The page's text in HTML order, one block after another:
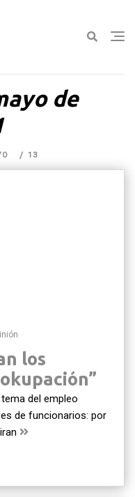
de
13
los
del empleo
de funcionarios: por